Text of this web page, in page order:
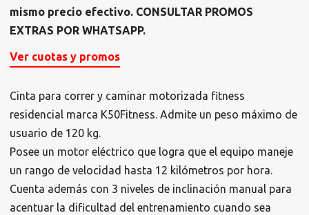
mismo precio efectivo. CONSULTAR PROMOS
EXTRAS POR WHATSAPP.
Ver cuotas y promos
Cinta para correr y caminar motorizada fitness
residencial marca K50Fitness. Admite un peso máximo de
usuario de 120 kg.
Posee un motor eléctrico que logra que el equipo maneje
un rango de velocidad hasta 12 kilómetros por hora.
Cuenta además con 3 niveles de inclinación manual para
acentuar la dificultad del entrenamiento cuando sea